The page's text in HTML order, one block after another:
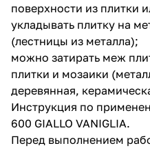
поверхности из плитки
укладывать плитку на
(лестницы из металла);
можно затирать меж
плитки и мозаики
деревянная,
Инструкция по
600 GIALLO VANIGLIA.
Перед выполнением